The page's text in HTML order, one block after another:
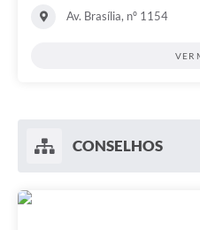
Av. Brasília, nº 1154
VER
CONSELHOS